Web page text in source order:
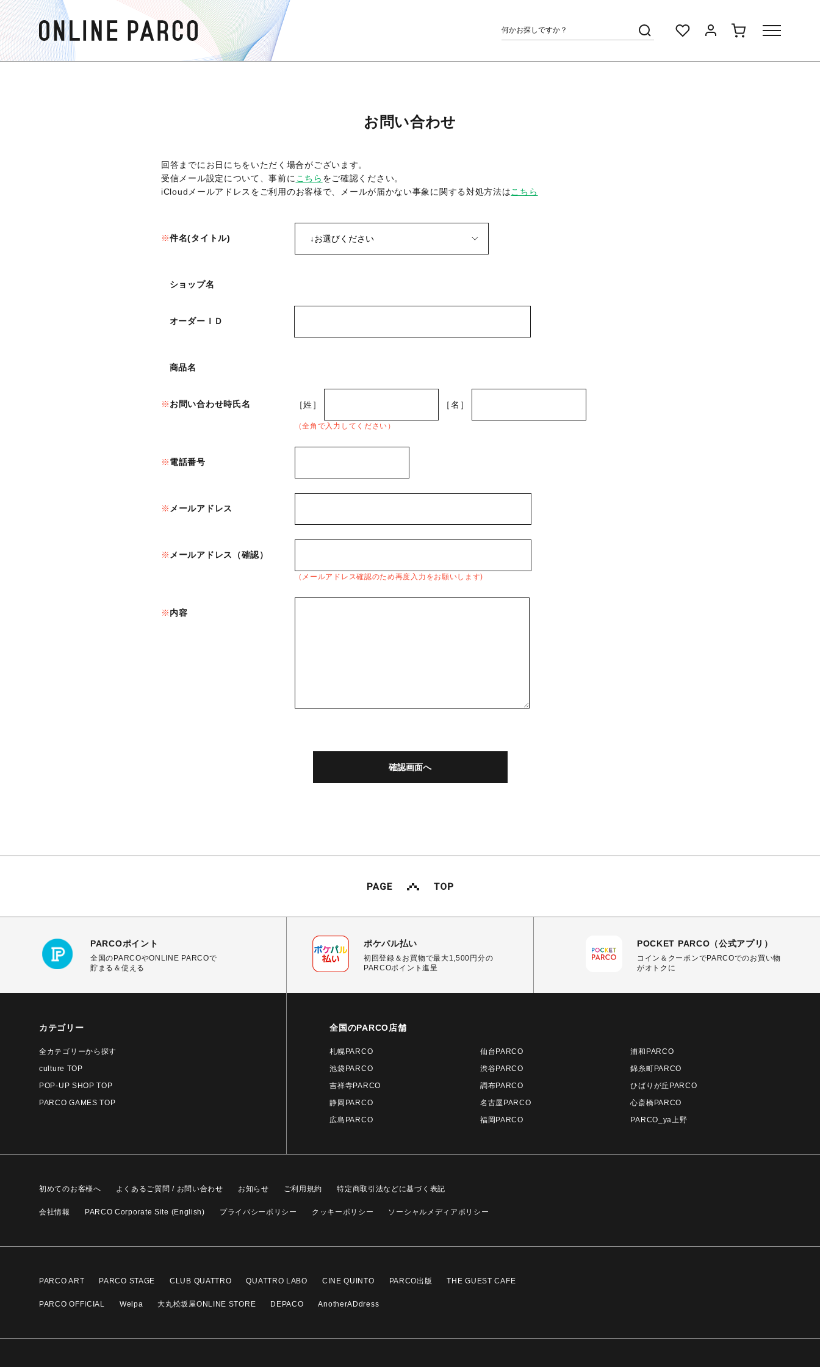
お問い合わせ
回答までにお日にちをいただく場合がございます。
受信メール設定について、事前に こちら をご確認ください。
iCloudメールアドレスをご利用のお客様で、メールが届かない事象に関する対処方法はこちら
件名(タイトル)
ショップ名
オーダーＩＤ
商品名
お問い合わせ時氏名 ［姓］ ［名］
（全角で入力してください）
電話番号
メールアドレス
メールアドレス（確認）
（メールアドレス確認のため再度入力をお願いします)
内容
PARCOポイント
全国のPARCOやONLINE PARCOで
貯まる＆使える
ポケパル払い
初回登録＆お買物で最大1,500円分の
PARCOポイント進呈
POCKET PARCO（公式アプリ）
コイン＆クーポンでPARCOでのお買い物
がオトクに
カテゴリー
全カテゴリーから探す
culture TOP
POP-UP SHOP TOP
PARCO GAMES TOP
全国のPARCO店舗
札幌PARCO 仙台PARCO
浦和PARCO
池袋PARCO
渋谷PARCO
錦糸町PARCO
吉祥寺PARCO
調布PARCO
ひばりが丘PARCO
静岡PARCO
名古屋PARCO
心斎橋PARCO
広島PARCO
福岡PARCO PARCO_ya上野
初めてのお客様へ よくあるご質問 / お問い合わせ お知らせ ご利用規約 特定商取引法などに基づく表記
会社情報 PARCO Corporate Site (English) プライバシーポリシー クッキーポリシー ソーシャルメディアポリシー
PARCO ART PARCO STAGE CLUB QUATTRO QUATTRO LABO CINE QUINTO PARCO出版 THE GUEST CAFE
PARCO OFFICIAL Welpa 大丸松坂屋ONLINE STORE DEPACO AnotherADdress